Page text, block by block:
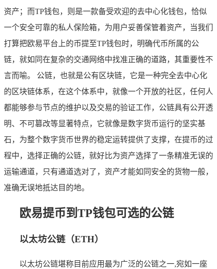
资产；而TP钱包，则是一款备受欢迎的去中心化钱包，恰似
一个安全可靠的私人保险箱，为用户妥善保管着资产，当我们
打算把欧易平台上的币提至TP钱包时，明确代币所属的公
链，就如同在复杂的交通网络中找准正确的道路，其重要性不
言而喻。 公链，也就是公有区块链，它是一种完全去中心化
的区块链体系，在这个体系中，就像一个开放的社区，任何人
都能够参与节点的维护以及交易的验证工作，公链具有公开透
明、不可篡改等显著特点，它就像是数字货币运行的坚实基
石，为整个数字货币世界的稳定运转提供了支撑，在提币的过
程中，选择正确的公链，就好比为资产选择了一条精准无误的
运输通道，只有通道选对了，资产才能如同安全的货物一般，
准确无误地抵达目的地。
欧易提币到TP钱包可选的公链
以太坊公链（ETH）
以太坊公链堪称目前应用最为广泛的公链之一,宛如一座